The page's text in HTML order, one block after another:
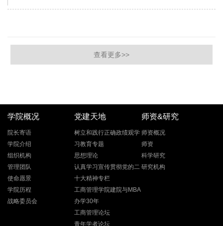
查看更多>>
学院概况
院长寄语
学院介绍
组织机构
管理团队
使命愿景
学院历程
战略委员会
党建天地
树立和践行正确政绩观学
习教育专题
思想理论
认真学习宣传贯彻党的二
十大精神专栏
工商管理学院建院与MBA
办学30年
工商管理论坛
青年学者论坛
师资&研究
师资概况
师资
科学研究
研究机构